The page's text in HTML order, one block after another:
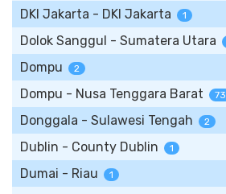
DKI Jakarta - DKI Jakarta 1
Dolok Sanggul - Sumatera Utara
Dompu 2
Dompu - Nusa Tenggara Barat 73
Donggala - Sulawesi Tengah 2
Dublin - County Dublin 1
Dumai - Riau 1